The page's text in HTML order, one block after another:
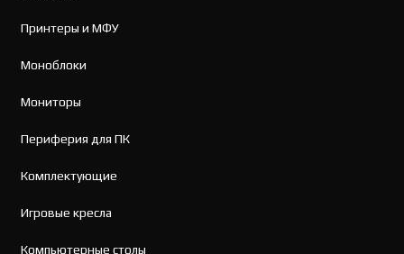
Принтеры и МФУ
Моноблоки
Мониторы
Периферия для ПК
Комплектующие
Игровые кресла
Компьютерные столы